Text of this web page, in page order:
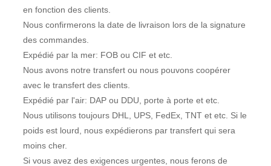
en fonction des clients.
Nous confirmerons la date de livraison lors de la signature
des commandes.
Expédié par la mer: FOB ou CIF et etc.
Nous avons notre transfert ou nous pouvons coopérer
avec le transfert des clients.
Expédié par l'air: DAP ou DDU, porte à porte et etc.
Nous utilisons toujours DHL, UPS, FedEx, TNT et etc. Si le
poids est lourd, nous expédierons par transfert qui sera
moins cher.
Si vous avez des exigences urgentes, nous ferons de